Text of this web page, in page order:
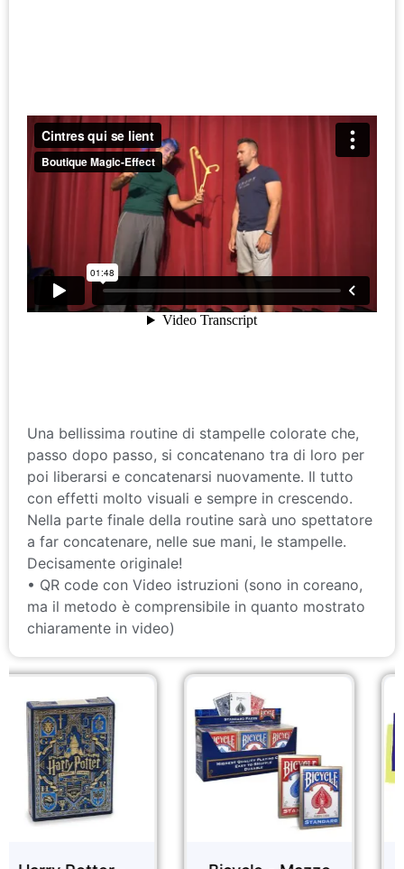
Una bellissima routine di stampelle colorate che,
passo dopo passo, si concatenano tra di loro per
poi liberarsi e concatenarsi nuovamente. Il tutto
con effetti molto visuali e sempre in crescendo.
Nella parte finale della routine sarà uno spettatore
a far concatenare, nelle sue mani, le stampelle.
Decisamente originale!
• QR code con Video istruzioni (sono in coreano,
ma il metodo è comprensibile in quanto mostrato
chiaramente in video)